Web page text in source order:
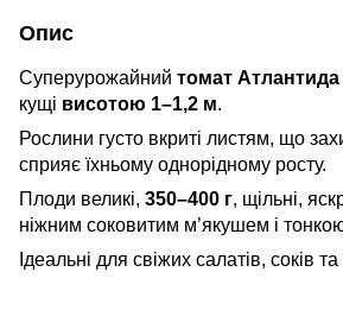
Опис
Суперурожайний томат Атлантида
кущі висотою 1–1,2 м.
Рослини густо вкриті листям, що
сприяє їхньому однорідному росту.
Плоди великі, 350–400 г, щільні,
ніжним соковитим м’якушем і
Ідеальні для свіжих салатів, соків